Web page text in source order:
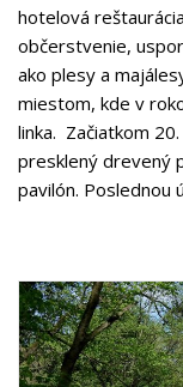
hotelová
občerstvenie,
ako plesy a
miestom, kde v
linka. Začiatkom
presklený drevený
pavilón. Poslednou